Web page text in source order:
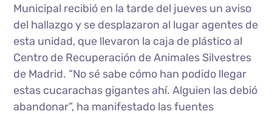
Municipal recibió en la tarde del jueves un aviso
del hallazgo y se desplazaron al lugar agentes de
esta unidad, que llevaron la caja de plástico al
Centro de Recuperación de Animales Silvestres
de Madrid. “No sé sabe cómo han podido llegar
estas cucarachas gigantes ahí. Alguien las debió
abandonar”, ha manifestado las fuentes